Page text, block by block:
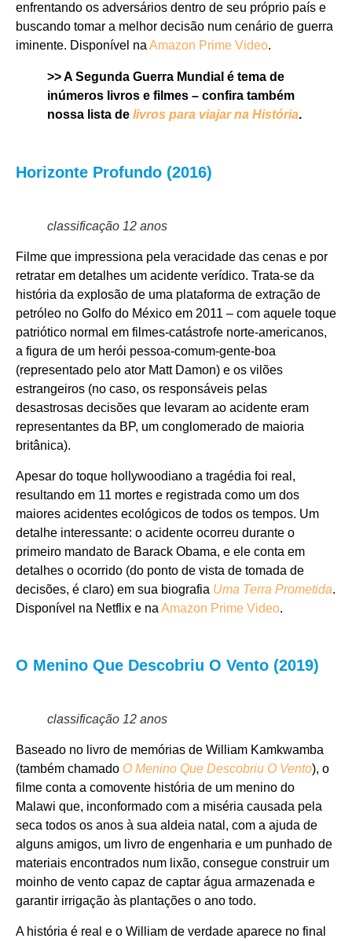
enfrentando os adversários dentro de seu próprio país e
buscando tomar a melhor decisão num cenário de guerra
iminente. Disponível na Amazon Prime Video.
>> A Segunda Guerra Mundial é tema de
inúmeros livros e filmes – confira também
nossa lista de livros para viajar na História.
Horizonte Profundo (2016)
classificação 12 anos
Filme que impressiona pela veracidade das cenas e por
retratar em detalhes um acidente verídico. Trata-se da
história da explosão de uma plataforma de extração de
petróleo no Golfo do México em 2011 – com aquele toque
patriótico normal em filmes-catástrofe norte-americanos,
a figura de um herói pessoa-comum-gente-boa
(representado pelo ator Matt Damon) e os vilões
estrangeiros (no caso, os responsáveis pelas
desastrosas decisões que levaram ao acidente eram
representantes da BP, um conglomerado de maioria
britânica).
Apesar do toque hollywoodiano a tragédia foi real,
resultando em 11 mortes e registrada como um dos
maiores acidentes ecológicos de todos os tempos. Um
detalhe interessante: o acidente ocorreu durante o
primeiro mandato de Barack Obama, e ele conta em
detalhes o ocorrido (do ponto de vista de tomada de
decisões, é claro) em sua biografia Uma Terra Prometida.
Disponível na Netflix e na Amazon Prime Video.
O Menino Que Descobriu O Vento (2019)
classificação 12 anos
Baseado no livro de memórias de William Kamkwamba
(também chamado O Menino Que Descobriu O Vento), o
filme conta a comovente história de um menino do
Malawi que, inconformado com a miséria causada pela
seca todos os anos à sua aldeia natal, com a ajuda de
alguns amigos, um livro de engenharia e um punhado de
materiais encontrados num lixão, consegue construir um
moinho de vento capaz de captar água armazenada e
garantir irrigação às plantações o ano todo.
A história é real e o William de verdade aparece no final